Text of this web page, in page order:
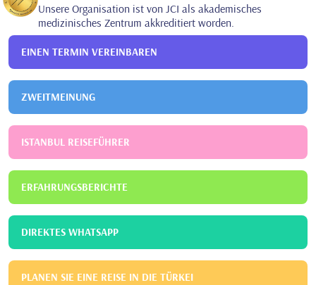
Unsere Organisation ist von JCI als akademisches
medizinisches Zentrum akkreditiert worden.
EINEN TERMIN VEREINBAREN
ZWEITMEINUNG
ISTANBUL REISEFÜHRER
ERFAHRUNGSBERICHTE
DIREKTES WHATSAPP
PLANEN SIE EINE REISE IN DIE TÜRKEI